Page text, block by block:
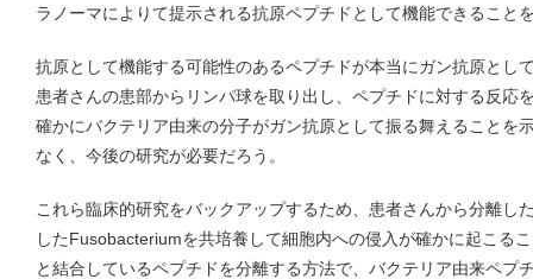
ラノーマによりて提示される抗原ペプチドとして機能できること
抗原として機能する可能性のあるペプチドが本当にガン抗原とし
患者さんの患部からリンパ球を取り出し、ペプチドに対する反応
確かにバクテリア由来の分子がガン抗原として振る舞えることを
なく、今後の研究が必要だろう。
これら臨床的研究をバックアップするため、患者さんから分離し
したFusobacteriumを共培養して細胞内への侵入が確かに起こる
と結合しているペプチドを分離する方法で、バクテリア由来ペプ